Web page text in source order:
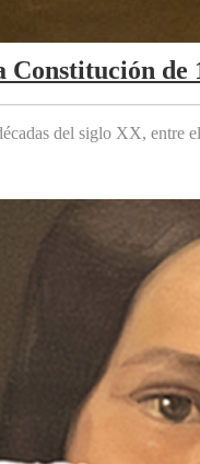
de
del siglo XX, entre